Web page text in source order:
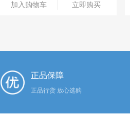
加入购物车 立即购买
正品保障
正品行货 放心选购